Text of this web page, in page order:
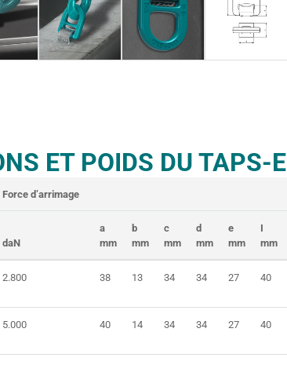
ET POIDS DU TAPS-E
Force d’arrimage
daN
a
mm
b
mm
c
mm
d
mm
e
mm
I
mm
2.800 38 13 34 34 27 40
5.000 40 14 34 34 27 40